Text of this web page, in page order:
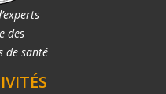
des
de santé